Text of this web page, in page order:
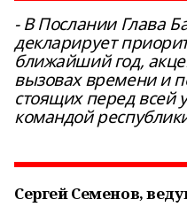
- В Послании Глава
декларирует
ближайший год,
вызовах времени и
стоящих перед всей
командой
Сергей Семенов,